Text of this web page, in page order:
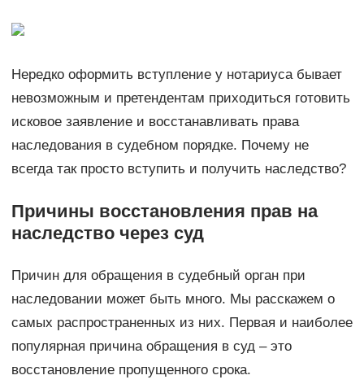
Нередко оформить вступление у нотариуса бывает
невозможным и претендентам приходиться готовить
исковое заявление и восстанавливать права
наследования в судебном порядке. Почему не
всегда так просто вступить и получить наследство?
Причины восстановления прав на
наследство через суд
Причин для обращения в судебный орган при
наследовании может быть много. Мы расскажем о
самых распространенных из них. Первая и наиболее
популярная причина обращения в суд – это
восстановление пропущенного срока.